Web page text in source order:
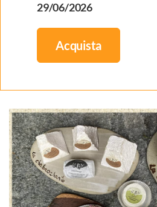
29/06/2026
Acquista